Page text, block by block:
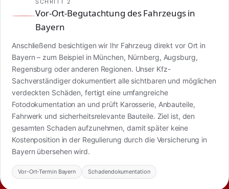
SCHRITT 2
Vor-Ort-Begutachtung des Fahrzeugs in
Bayern
Anschließend besichtigen wir Ihr Fahrzeug direkt vor Ort in
Bayern – zum Beispiel in München, Nürnberg, Augsburg,
Regensburg oder anderen Regionen. Unser Kfz-
Sachverständiger dokumentiert alle sichtbaren und möglichen
verdeckten Schäden, fertigt eine umfangreiche
Fotodokumentation an und prüft Karosserie, Anbauteile,
Fahrwerk und sicherheitsrelevante Bauteile. Ziel ist, den
gesamten Schaden aufzunehmen, damit später keine
Kostenposition in der Regulierung durch die Versicherung in
Bayern übersehen wird.
Vor-Ort-Termin Bayern Schadendokumentation